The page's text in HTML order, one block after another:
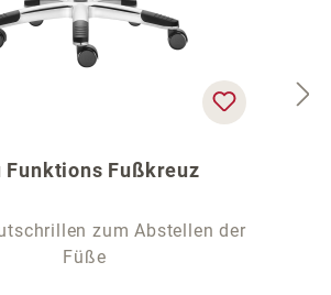
Funktions Fußkreuz
zum Abstellen der
Füße